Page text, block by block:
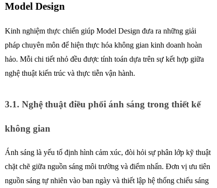
Model Design
Kinh nghiệm thực chiến giúp Model Design đưa ra những giải
pháp chuyên môn để hiện thực hóa không gian kinh doanh hoàn
hảo. Mỗi chi tiết nhỏ đều được tính toán dựa trên sự kết hợp giữa
nghệ thuật kiến trúc và thực tiễn vận hành.
3.1. Nghệ thuật điều phối ánh sáng trong thiết kế
không gian
Ánh sáng là yếu tố định hình cảm xúc, đòi hỏi sự phân lớp kỹ thuật
chặt chẽ giữa nguồn sáng môi trường và điểm nhấn. Đơn vị ưu tiên
nguồn sáng tự nhiên vào ban ngày và thiết lập hệ thống chiếu sáng